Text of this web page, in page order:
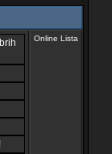
Online Lista